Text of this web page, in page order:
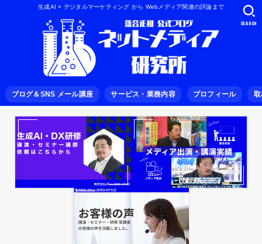
生成AI × デジタルマーケティング から Webメディア関連の評論まで
ブログ＆SNS メール講座 サービス・業務内容 プロフィール 取
SEARCH